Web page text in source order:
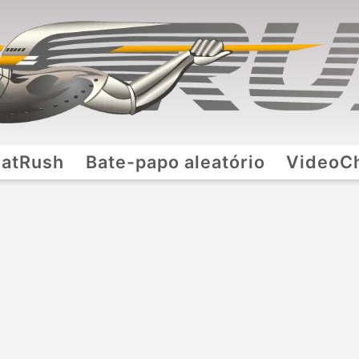
Bate-papo aleatório